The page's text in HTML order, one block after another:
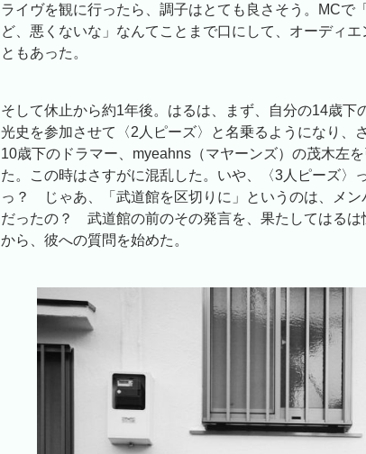
ライヴを観に行ったら、調子はとても良さそう。MCで
ど、悪くないな」なんてことまで口にして、オーディ
ともあった。
そして休止から約1年後。はるは、まず、自分の14歳下
光史を参加させて〈2人ピーズ〉と名乗るようになり、
10歳下のドラマー、myeahns（マヤーンズ）の茂木左
た。この時はさすがに混乱した。いや、〈3人ピーズ〉
っ？ じゃあ、「武道館を区切りに」というのは、メン
だったの？ 武道館の前のその発言を、果たしてはるは
から、彼への質問を始めた。